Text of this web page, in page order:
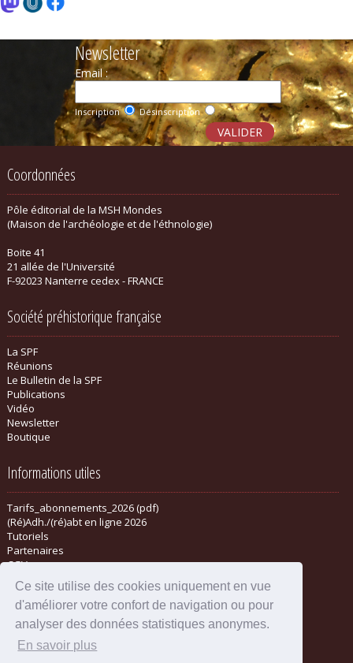
Ce site utilise des cookies uniquement en vue
d'améliorer votre confort de navigation ou pour
analyser des données statistiques anonymes.
En savoir plus
Newsletter
Email :
Inscription Désinscription
Coordonnées
Pôle éditorial de la MSH Mondes
(Maison de l'archéologie et de l'éthnologie)
Boite 41
21 allée de l'Université
F-92023 Nanterre cedex - FRANCE
Société préhistorique française
La SPF
Réunions
Le Bulletin de la SPF
Publications
Vidéo
Newsletter
Boutique
Informations utiles
Tarifs_abonnements_2026 (pdf)
(Ré)Adh./(ré)abt en ligne 2026
Tutoriels
Partenaires
CGV